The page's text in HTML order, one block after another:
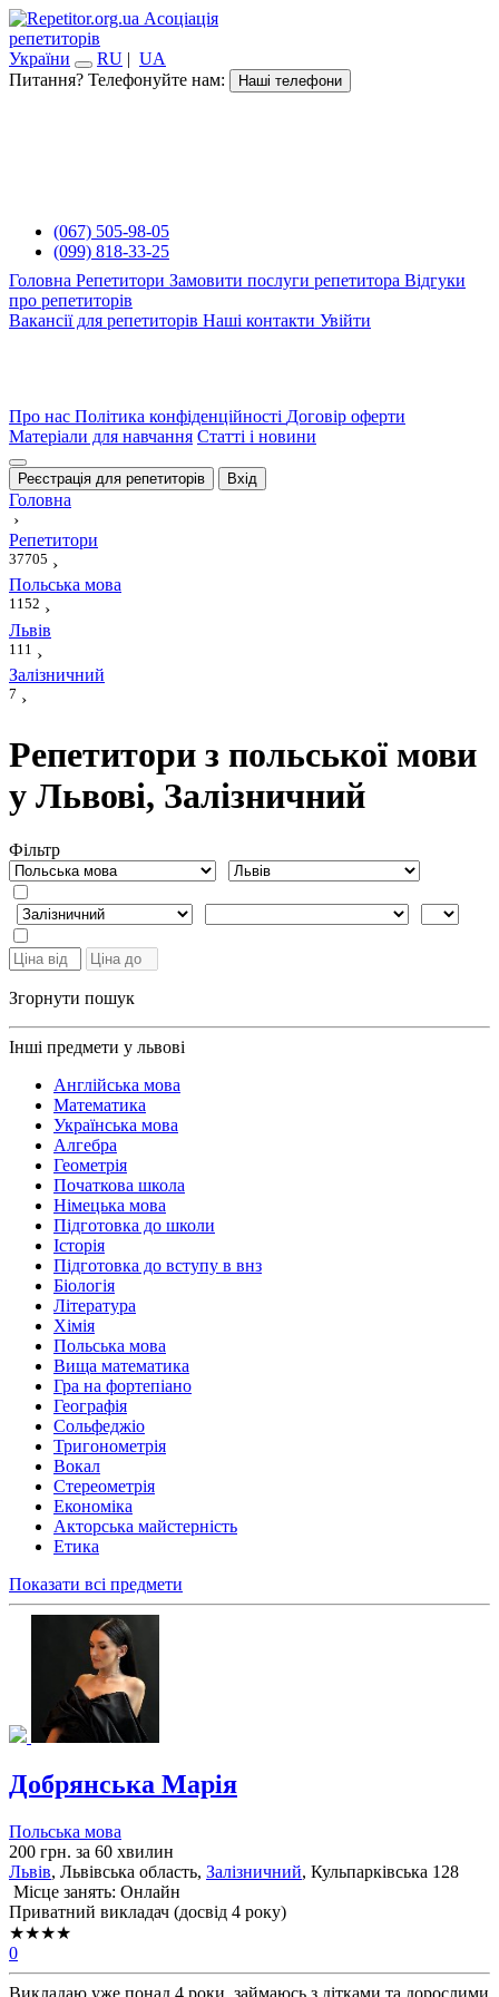
Асоціація
репетиторів
України
RU | UA
Питання? Телефонуйте нам:
Наші телефони
(067) 505-98-05
(099) 818-33-25
Головна Репетитори Замовити послуги репетитора Відгуки
про репетиторів
Вакансії для репетиторів Наші контакти Увійти
Про нас Політика конфіденційності Договір оферти
Матеріали для навчання Статті і новини
Реєстрація для репетиторів Вхід
Головна
›
Репетитори
37705 ›
Польська мова
1152 ›
Львів
111 ›
Залізничний
7 ›
Репетитори з польської мови
у Львові, Залізничний
Фiльтр
Згорнути пошук
Інші предмети у львові
Англійська мова
Математика
Українська мова
Алгебра
Геометрія
Початкова школа
Німецька мова
Підготовка до школи
Історія
Підготовка до вступу в внз
Біологія
Література
Хімія
Польська мова
Вища математика
Гра на фортепіано
Географія
Сольфеджіо
Тригонометрія
Вокал
Стереометрія
Економіка
Акторська майстерність
Етика
Показати всі предмети
Добрянська Марія
Польська мова
200 грн. за 60 хвилин
Львів, Львiвська область, Залізничний, Кульпарківська 128
Місце занять: Онлайн
Приватний викладач (досвід 4 року)
★★★★
0
Викладаю уже понад 4 роки, займаюсь з дітками та дорослими